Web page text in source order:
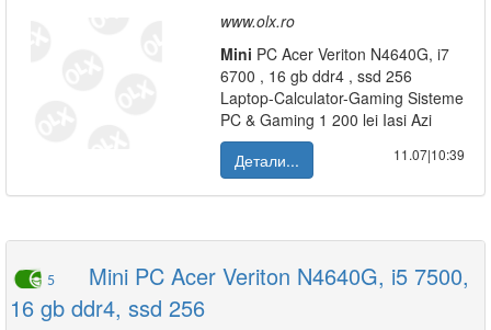
www.olx.ro
Mini PC Acer Veriton N4640G, i7
6700 , 16 gb ddr4 , ssd 256
Laptop-Calculator-Gaming Sisteme
PC & Gaming 1 200 lei Iasi Azi
Детали...
11.07|10:39
5
Mini PC Acer Veriton N4640G, i5 7500,
16 gb ddr4, ssd 256